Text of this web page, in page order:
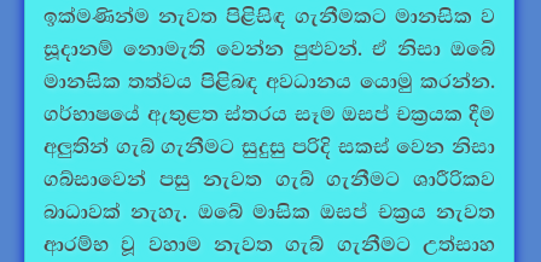
ඉක්මණින්ම නැවත පිළිසිඳ ගැනීමකට මානසික ව
සූදානම් නොමැති වෙන්න පුළුවන්. ඒ නිසා ඔබේ
මානසික තත්වය පිළිබඳ අවධානය යොමු කරන්න.
ගර්භාෂයේ ඇතුළත ස්තරය සෑම ඔසප් චක්‍රයක දීම
අලුතින් ගැබ් ගැනීමට සුදුසු පරිදි සකස් වෙන නිසා
ගබ්සාවෙන් පසු නැවත ගැබ් ගැනීමට ශාරීරිකව
බාධාවක් නැහැ. ඔබේ මාසික ඔසප් චක්‍රය නැවත
ආරම්භ වූ වහාම නැවත ගැබ් ගැනීමට උත්සාහ